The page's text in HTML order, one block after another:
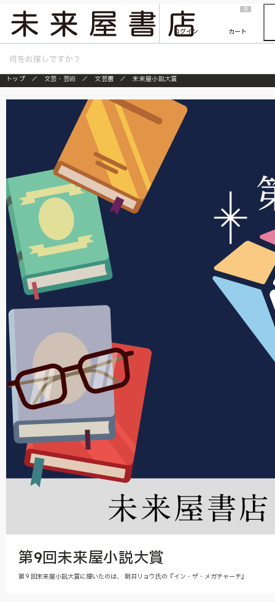
『ONE PIECE magazine 021 ONE PIECEカード付き同梱版』発売延期のご案内
ログイン
0
カート
トップ 文芸・芸術 文芸書 未来屋小説大賞
第9回未来屋小説大賞
第９回未来屋小説大賞に輝いたのは、 朝井リョウ氏の『イン・ザ・メガチャーチ』